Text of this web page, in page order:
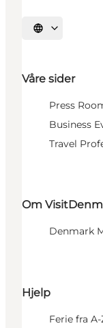
Velg språk
Våre sider
Press
Business
Travel
Om
Denmark
Hjelp
Ferie fra A-